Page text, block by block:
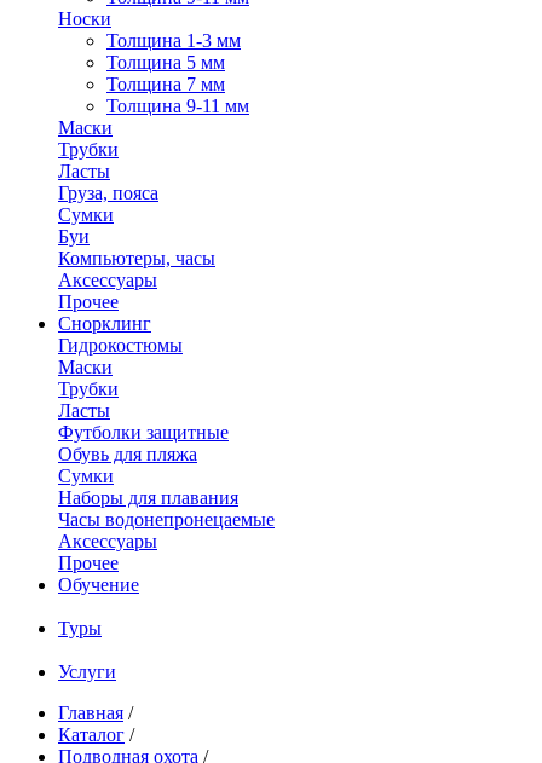
Носки
Толщина 1-3 мм
Толщина 5 мм
Толщина 7 мм
Толщина 9-11 мм
Маски
Трубки
Ласты
Груза, пояса
Сумки
Буи
Компьютеры, часы
Аксессуары
Прочее
Снорклинг
Гидрокостюмы
Маски
Трубки
Ласты
Футболки защитные
Обувь для пляжа
Сумки
Наборы для плавания
Часы водонепронецаемые
Аксессуары
Прочее
Обучение
Туры
Услуги
Главная /
Каталог /
Подводная охота /